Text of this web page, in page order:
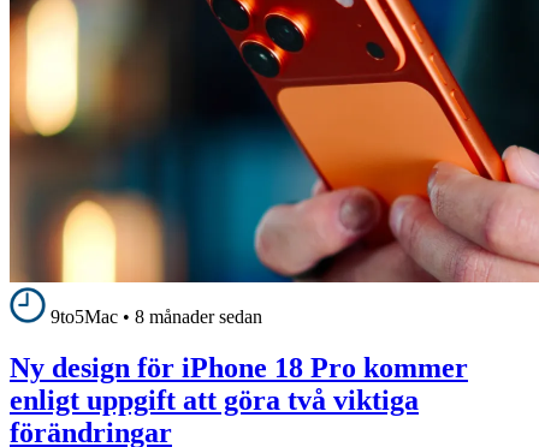
9to5Mac • 8 månader sedan
Ny design för iPhone 18 Pro kommer
enligt uppgift att göra två viktiga
förändringar